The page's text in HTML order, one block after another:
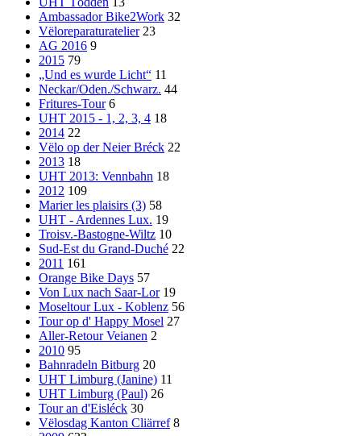
Ambassador Bike2Work 32
Vëloreparaturatelier 23
AG 2016 9
2015 79
„Und es wurde Licht“ 11
Neckar/Oden./Schwarz. 44
Fritures-Tour 6
UHT 2015 - 1, 2, 3, 4 18
2014 22
Vëlo op der Neier Bréck 22
2013 18
UHT 2013: Vennbahn 18
2012 109
Marier les plaisirs (3) 58
UHT - Ardennes Lux. 19
Troisv.-Bastogne-Wiltz 10
Sud-Est du Grand-Duché 22
2011 161
Orange Bike Days 57
Von Lux nach Saar-Lor 19
Moseltour Lux - Koblenz 56
Tour op d' Happy Mosel 27
Aller-Retour Veianen 2
2010 95
Bahnradeln Bitburg 20
UHT Limburg (Janine) 11
UHT Limburg (Paul) 26
Tour an d'Eisléck 30
Vëlosdag Kanton Cliärref 8